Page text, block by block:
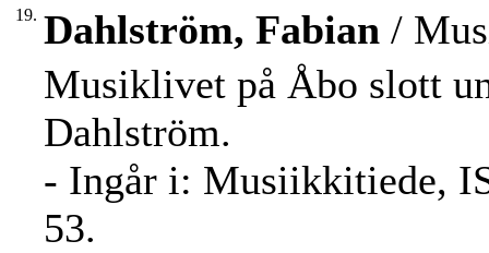
19. Dahlström, Fabian /
Musiklivet på Åbo slott
Dahlström.
- Ingår i: Musiikkitiede,
53.